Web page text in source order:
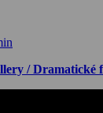
/ Dramatické